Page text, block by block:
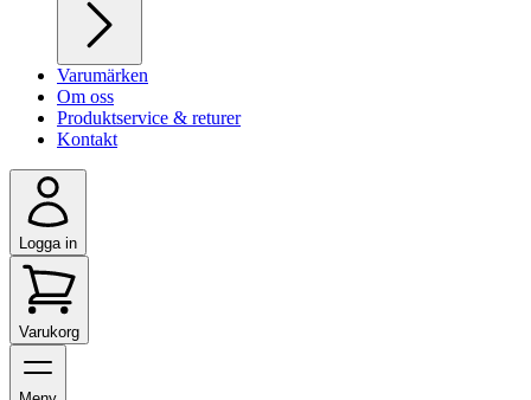
Varumärken
Om oss
Produktservice & returer
Kontakt
Logga in
Varukorg